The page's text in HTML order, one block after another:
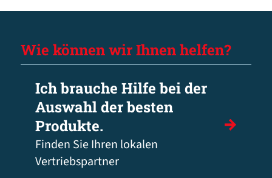
Wie können wir Ihnen helfen?
Ich brauche Hilfe bei der
Auswahl der besten
Produkte.
Finden Sie Ihren lokalen
Vertriebspartner